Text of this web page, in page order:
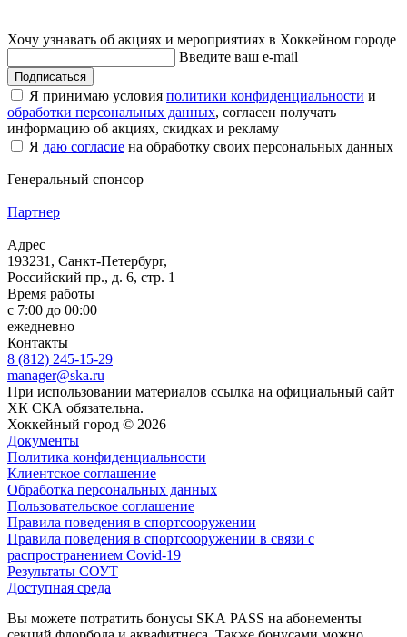
Хочу узнавать об акциях и мероприятиях в Хоккейном городе
Введите ваш e-mail
Подписаться
Я принимаю условия политики конфиденциальности и
обработки персональных данных, согласен получать
информацию об акциях, скидках и рекламу
Я даю согласие на обработку своих персональных данных
Генеральный спонсор
Партнер
Адрес
193231, Санкт-Петербург,
Российский пр., д. 6, стр. 1
Время работы
с 7:00 до 00:00
ежедневно
Контакты
8 (812) 245-15-29
manager@ska.ru
При использовании материалов ссылка на официальный сайт
ХК СКА обязательна.
Хоккейный город © 2026
Документы
Политика конфиденциальности
Клиентское соглашение
Обработка персональных данных
Пользовательское соглашение
Правила поведения в спортсооружении
Правила поведения в спортсооружении в связи с
распространением Covid-19
Результаты СОУТ
Доступная среда
Вы можете потратить бонусы SKA PASS на абонементы